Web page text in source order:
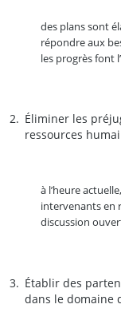
des plans sont
répondre aux
les progrès font
Éliminer les
ressources
à l’heure
intervenants en
discussion
Établir des
dans le domaine